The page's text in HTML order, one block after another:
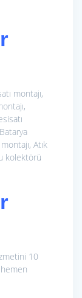
montajı,
Atık
kolektörü
10
hemen